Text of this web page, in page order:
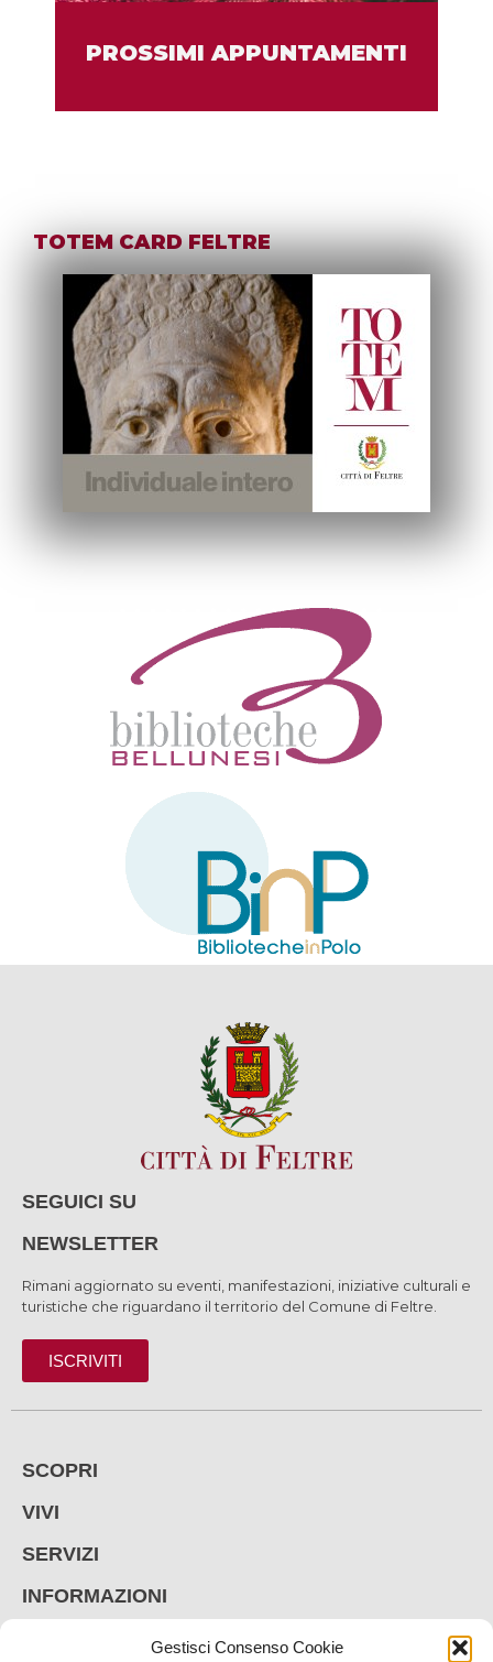
Gestisci Consenso Cookie
PROSSIMI APPUNTAMENTI
TOTEM CARD FELTRE
SEGUICI SU
NEWSLETTER
Rimani aggiornato su eventi, manifestazioni, iniziative culturali e
turistiche che riguardano il territorio del Comune di Feltre.
ISCRIVITI
SCOPRI
VIVI
SERVIZI
INFORMAZIONI